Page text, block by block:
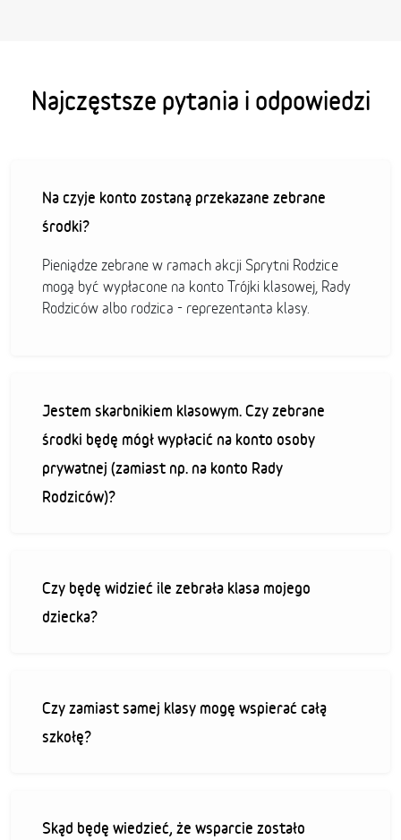
Najczęstsze pytania i odpowiedzi
Na czyje konto zostaną przekazane zebrane
środki?
Pieniądze zebrane w ramach akcji Sprytni Rodzice
mogą być wypłacone na konto Trójki klasowej, Rady
Rodziców albo rodzica - reprezentanta klasy.
Jestem skarbnikiem klasowym. Czy zebrane
środki będę mógł wypłacić na konto osoby
prywatnej (zamiast np. na konto Rady
Rodziców)?
Czy będę widzieć ile zebrała klasa mojego
dziecka?
Czy zamiast samej klasy mogę wspierać całą
szkołę?
Skąd będę wiedzieć, że wsparcie zostało